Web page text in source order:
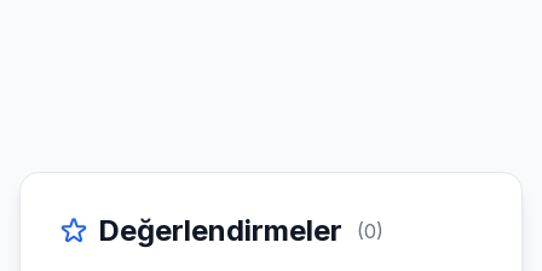
Değerlendirmeler (0)